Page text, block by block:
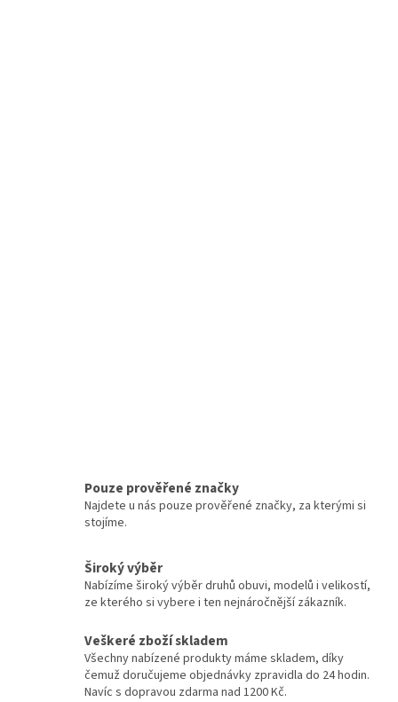
Pouze prověřené značky
Najdete u nás pouze prověřené značky, za kterými si
stojíme.
Široký výběr
Nabízíme široký výběr druhů obuvi, modelů i velikostí,
ze kterého si vybere i ten nejnáročnější zákazník.
Veškeré zboží skladem
Všechny nabízené produkty máme skladem, díky
čemuž doručujeme objednávky zpravidla do 24 hodin.
Navíc s dopravou zdarma nad 1200 Kč.